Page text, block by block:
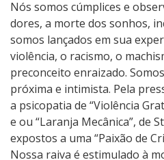
Nós somos cúmplices e
dores, a morte dos sonhos,
somos lançados em sua
violência, o racismo, o
preconceito enraizado.
próxima e intimista. Pela
a psicopatia de “Violência
e ou “Laranja Mecânica”, de
expostos a uma “Paixão de
Nossa raiva é estimulado à